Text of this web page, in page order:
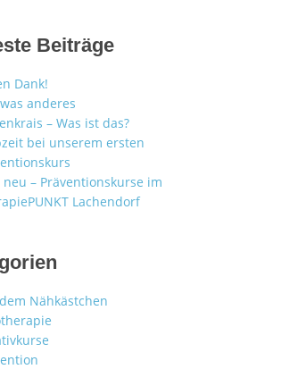
Beiträge
Dank!
anderes
– Was ist das?
bei unserem ersten
neu – Präventionskurse im
Lachendorf
Nähkästchen